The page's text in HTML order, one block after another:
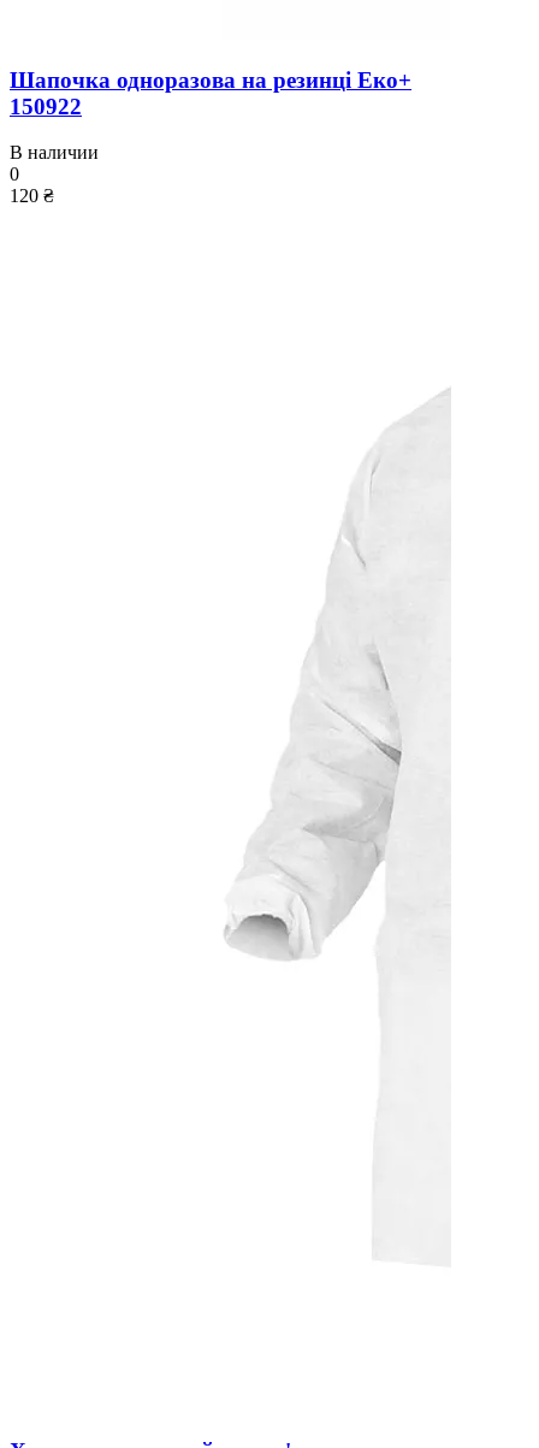
Шапочка одноразова на резинці Еко+
150922
В наличии
0
120 ₴